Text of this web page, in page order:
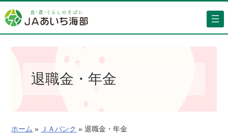
容
を
退職金・年金
ホーム » ＪＡバンク » 退職金・年金